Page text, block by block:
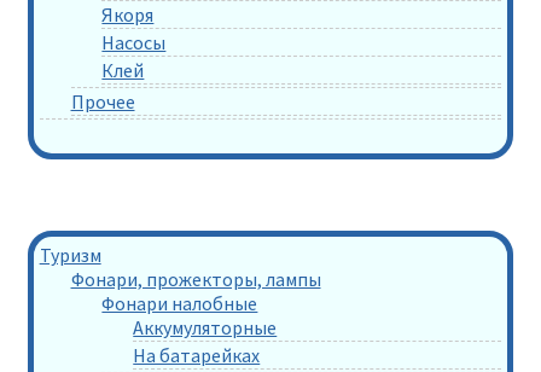
Якоря
Насосы
Клей
Прочее
Туризм
Фонари, прожекторы, лампы
Фонари налобные
Аккумуляторные
На батарейках